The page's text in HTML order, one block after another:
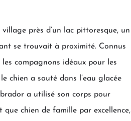
près d’un lac pittoresque, un
se trouvait à proximité. Connus
compagnons idéaux pour les
chien a sauté dans l’eau glacée
a utilisé son corps pour
chien de famille par excellence,